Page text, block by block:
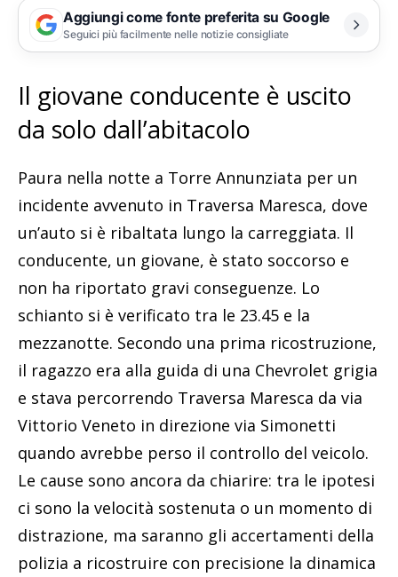
Aggiungi come fonte preferita su Google
Seguici più facilmente nelle notizie consigliate
Il giovane conducente è uscito
da solo dall’abitacolo
Paura nella notte a Torre Annunziata per un
incidente avvenuto in Traversa Maresca, dove
un’auto si è ribaltata lungo la carreggiata. Il
conducente, un giovane, è stato soccorso e
non ha riportato gravi conseguenze. Lo
schianto si è verificato tra le 23.45 e la
mezzanotte. Secondo una prima ricostruzione,
il ragazzo era alla guida di una Chevrolet grigia
e stava percorrendo Traversa Maresca da via
Vittorio Veneto in direzione via Simonetti
quando avrebbe perso il controllo del veicolo.
Le cause sono ancora da chiarire: tra le ipotesi
ci sono la velocità sostenuta o un momento di
distrazione, ma saranno gli accertamenti della
polizia a ricostruire con precisione la dinamica